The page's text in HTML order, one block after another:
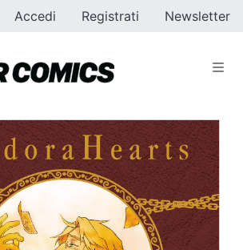
Accedi Registrati Newsletter